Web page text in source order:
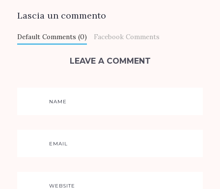
Lascia un commento
Default Comments (0) Facebook Comments
LEAVE A COMMENT
NAME
EMAIL
WEBSITE